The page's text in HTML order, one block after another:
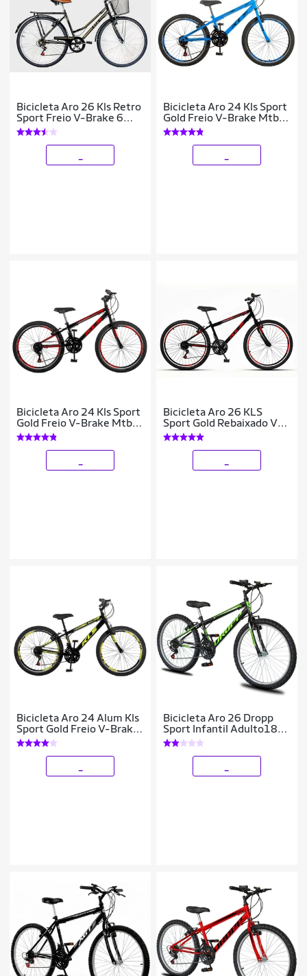
Bicicleta Aro 26 Kls Retro
Sport Freio V-Brake 6
Marchas
Bicicleta Aro 24 Kls Sport
Gold Freio V-Brake Mtb
21 Marchas
Bicicleta Aro 24 Kls Sport
Gold Freio V-Brake Mtb
21 Marchas
Bicicleta Aro 26 KLS
Sport Gold Rebaixado V-
Brake Mtb 21V
Bicicleta Aro 24 Alum Kls
Sport Gold Freio V-Brake
Mtb 21V
Bicicleta Aro 26 Dropp
Sport Infantil Adulto18
vel marchas Freio V-
Brake